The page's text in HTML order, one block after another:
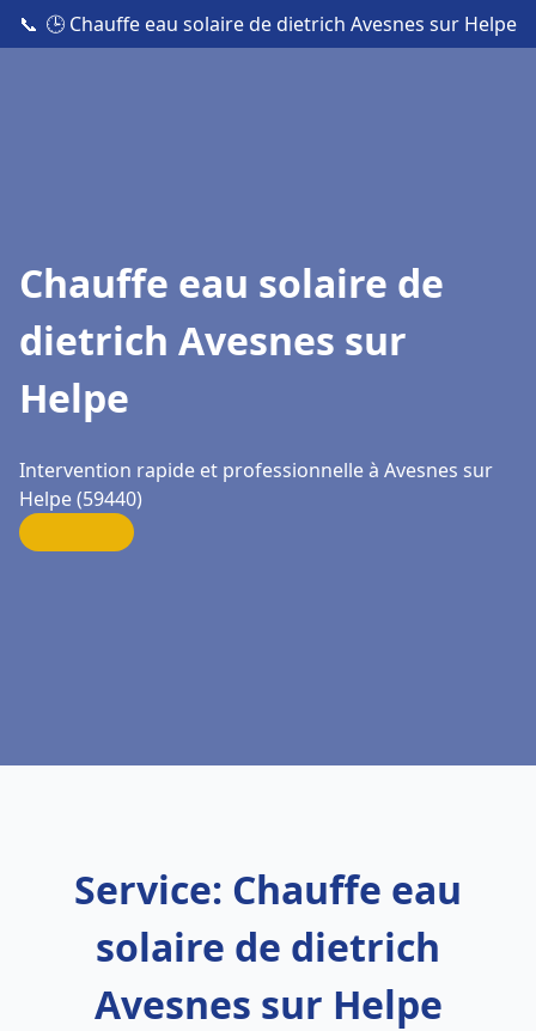
📞 🕒 Chauffe eau solaire de dietrich Avesnes sur Helpe
Chauffe eau solaire de
dietrich Avesnes sur
Helpe
Intervention rapide et professionnelle à Avesnes sur
Helpe (59440)
Service: Chauffe eau
solaire de dietrich
Avesnes sur Helpe